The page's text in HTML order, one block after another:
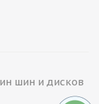
шин и дисков